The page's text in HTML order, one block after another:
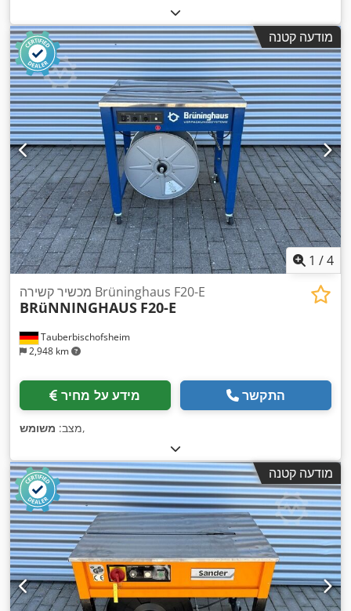
מודעה קטנה
1 /4
Tauberbischofsheim
2,948 km
מכשיר קשירה Brüninghaus F20-E
BRüNNINGHAUS F20-E
מידע על מחיר התקשר
מצב: משומש ,
מודעה קטנה